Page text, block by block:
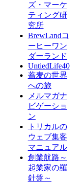
ズ・マーケ
ティング研
究所
BrewLandコ
ーヒーワン
ダーランド
UntiedLife40
蕎麦の世界
への旅
メルマガナ
ビゲーショ
ン
トリカルの
ウェブ集客
マニュアル
創業航路～
起業家の羅
針盤～